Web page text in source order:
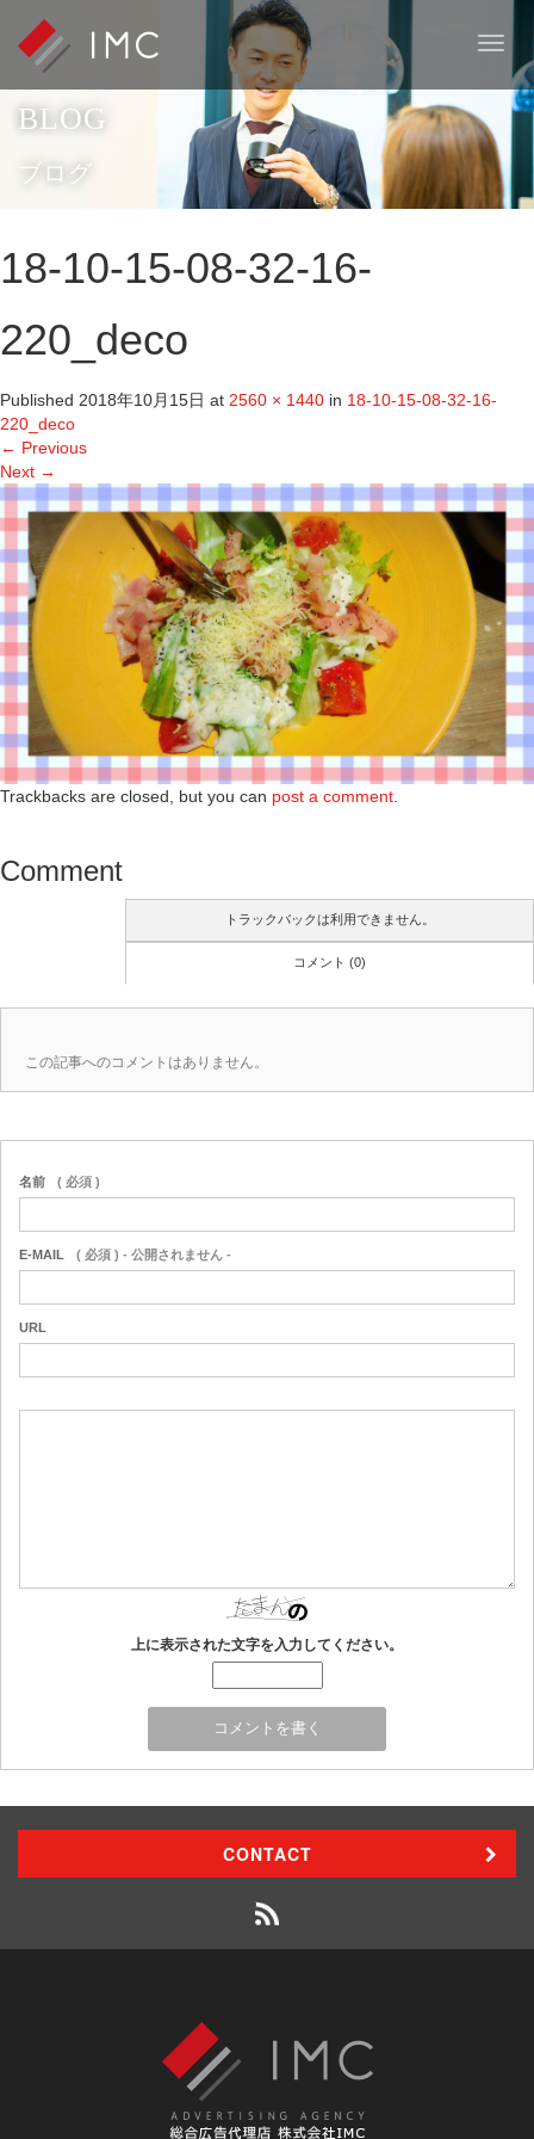
T
g
l
e
a
n
BLOG
ブログ
18-10-15-08-32-16-
220_deco
Published 2018年10月15日 at 2560 × 1440 in 18-10-15-08-32-16-
220_deco
← Previous
Next →
Trackbacks are closed, but you can post a comment
Comment
トラックバックは利用できません。
コメント (0)
この記事へのコメントはありません。
名前 ( 必須 )
E-MAIL ( 必須 ) - 公開されません -
URL
上に表示された文字を入力してください。
CONTACT